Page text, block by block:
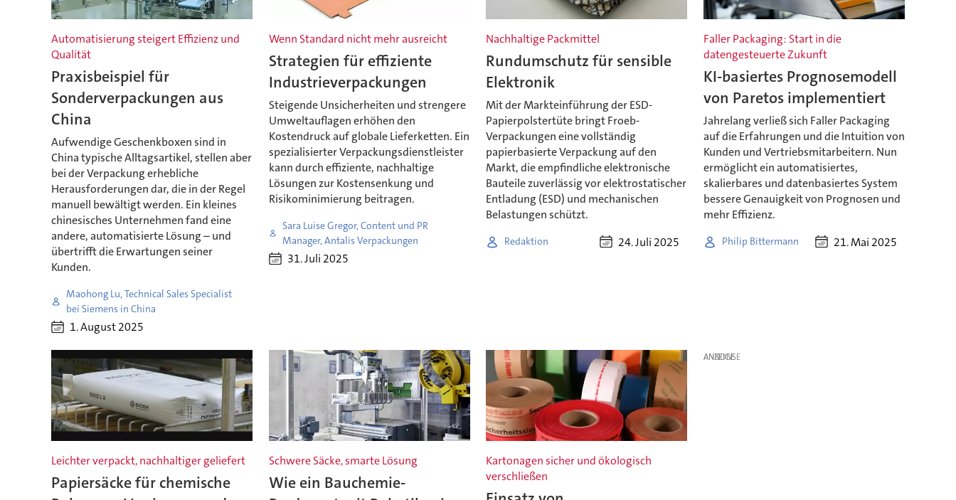
Automatisierung steigert Effizienz und
Qualität
Praxisbeispiel für
Sonderverpackungen aus
China
Aufwendige Geschenkboxen sind in
China typische Alltagsartikel, stellen aber
bei der Verpackung erhebliche
Herausforderungen dar, die in der Regel
manuell bewältigt werden. Ein kleines
chinesisches Unternehmen fand eine
andere, automatisierte Lösung – und
übertrifft die Erwartungen seiner
Kunden.
Maohong Lu, Technical Sales Specialist
bei Siemens in China
1. August 2025
Wenn Standard nicht mehr ausreicht
Strategien für effiziente
Industrieverpackungen
Steigende Unsicherheiten und strengere
Umweltauflagen erhöhen den
Kostendruck auf globale Lieferketten. Ein
spezialisierter Verpackungsdienstleister
kann durch effiziente, nachhaltige
Lösungen zur Kostensenkung und
Risikominimierung beitragen.
Sara Luise Gregor, Content und PR
Manager, Antalis Verpackungen
31. Juli 2025
Nachhaltige Packmittel
Rundumschutz für sensible
Elektronik
Mit der Markteinführung der ESD-
Papierpolstertüte bringt Froeb-
Verpackungen eine vollständig
papierbasierte Verpackung auf den
Markt, die empfindliche elektronische
Bauteile zuverlässig vor elektrostatischer
Entladung (ESD) und mechanischen
Belastungen schützt.
Redaktion 24. Juli 2025
Faller Packaging: Start in die
datengesteuerte Zukunft
KI-basiertes Prognosemodell
von Paretos implementiert
Jahrelang verließ sich Faller Packaging
auf die Erfahrungen und die Intuition von
Kunden und Vertriebsmitarbeitern. Nun
ermöglicht ein automatisiertes,
skalierbares und datenbasiertes System
bessere Genauigkeit von Prognosen und
mehr Effizienz.
Philip Bittermann 21. Mai 2025
Leichter verpackt, nachhaltiger geliefert
Papiersäcke für chemische
Schwere Säcke, smarte Lösung
Wie ein Bauchemie-
Kartonagen sicher und ökologisch
verschließen
ANZEIGE